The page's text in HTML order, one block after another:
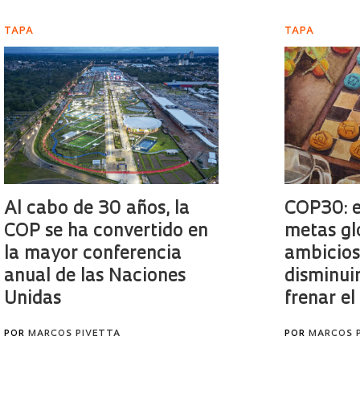
TAPA
Al cabo de 30 años, la
COP se ha convertido en
la mayor conferencia
anual de las Naciones
Unidas
POR MARCOS PIVETTA
TAPA
COP30:
metas
frenar
POR MARCOS